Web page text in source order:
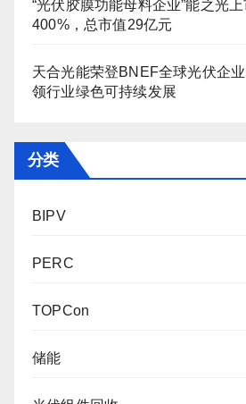
“光伏胶膜功能母料企业”能之光
400%，总市值29亿元
天合光能荣登BNEF全球光伏企业
领行业绿色可持续发展
分类
BIPV
PERC
TOPCon
储能